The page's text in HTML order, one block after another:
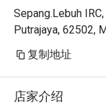
it.
Sepang.Lebuh
Putrajaya, 62502,
复制地址
店家介绍